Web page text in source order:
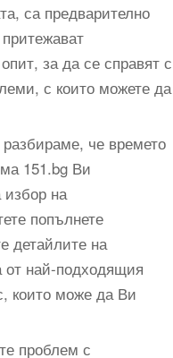
са предварително
за да се справят с
с които можете да
че времето
151.bg Ви
избор на
попълнете
детайлите на
от най-подходящия
които може да Ви
проблем с